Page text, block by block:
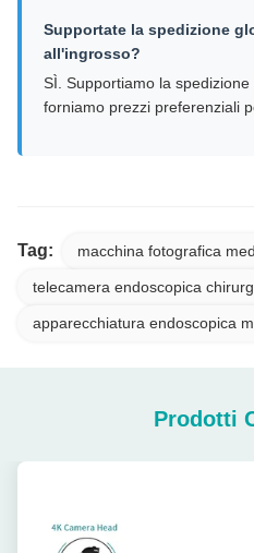
Supportate la spedizione
all'ingrosso?
SÌ. Supportiamo la
forniamo prezzi preferenziali
Tag: macchina fotografica
telecamera endoscopica
apparecchiatura endoscopica
Prodotti